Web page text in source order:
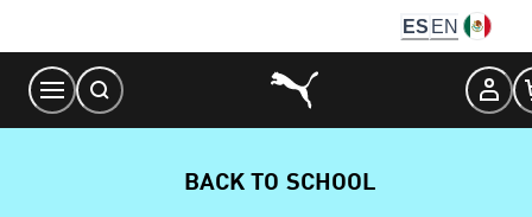
Content
ES EN
BACK TO SCHOOL